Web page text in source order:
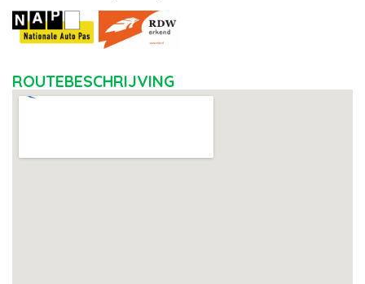
ROUTEBESCHRIJVING